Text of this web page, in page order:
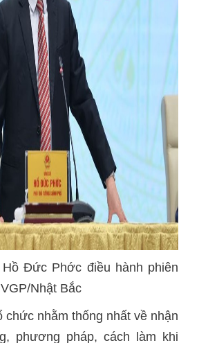
Đức Phớc điều hành phiên
Nhật Bắc
chức nhằm thống nhất về nhận
phương pháp, cách làm khi